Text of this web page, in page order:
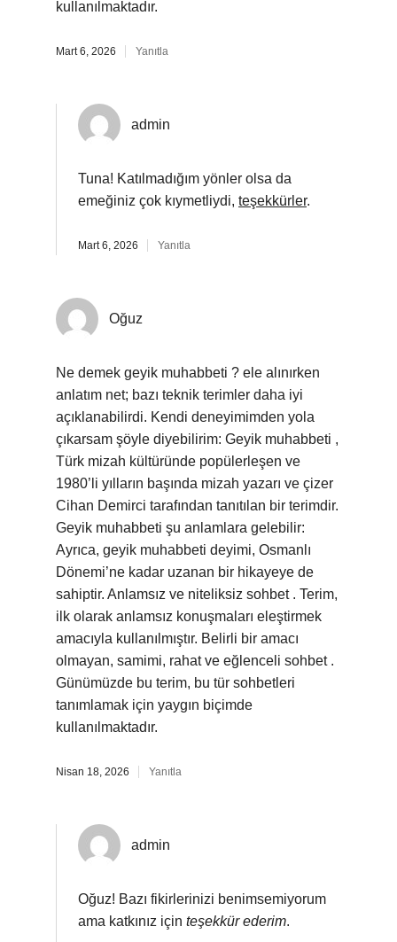
kullanılmaktadır.
Mart 6, 2026 Yanıtla
admin
Tuna! Katılmadığım yönler olsa da
emeğiniz çok kıymetliydi, teşekkürler.
Mart 6, 2026 Yanıtla
Oğuz
Ne demek geyik muhabbeti ? ele alınırken
anlatım net; bazı teknik terimler daha iyi
açıklanabilirdi. Kendi deneyimimden yola
çıkarsam şöyle diyebilirim: Geyik muhabbeti ,
Türk mizah kültüründe popülerleşen ve
1980’li yılların başında mizah yazarı ve çizer
Cihan Demirci tarafından tanıtılan bir terimdir.
Geyik muhabbeti şu anlamlara gelebilir:
Ayrıca, geyik muhabbeti deyimi, Osmanlı
Dönemi’ne kadar uzanan bir hikayeye de
sahiptir. Anlamsız ve niteliksiz sohbet . Terim,
ilk olarak anlamsız konuşmaları eleştirmek
amacıyla kullanılmıştır. Belirli bir amacı
olmayan, samimi, rahat ve eğlenceli sohbet .
Günümüzde bu terim, bu tür sohbetleri
tanımlamak için yaygın biçimde
kullanılmaktadır.
Nisan 18, 2026 Yanıtla
admin
Oğuz! Bazı fikirlerinizi benimsemiyorum
ama katkınız için teşekkür ederim.